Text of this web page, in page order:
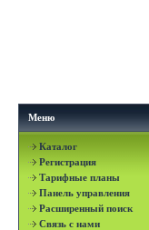
Меню
Каталог
Регистрация
Тарифные планы
Панель управления
Расширенный поиск
Связь с нами